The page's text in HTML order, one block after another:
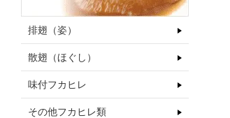
排翅（姿）
散翅（ほぐし）
味付フカヒレ
その他フカヒレ類